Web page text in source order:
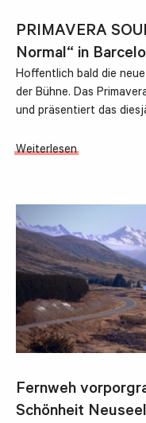
PRIMAVERA
Normal“ in
Hoffentlich bald die
der Bühne. Das
und präsentiert das
Weiterlesen
Fernweh
Schönheit